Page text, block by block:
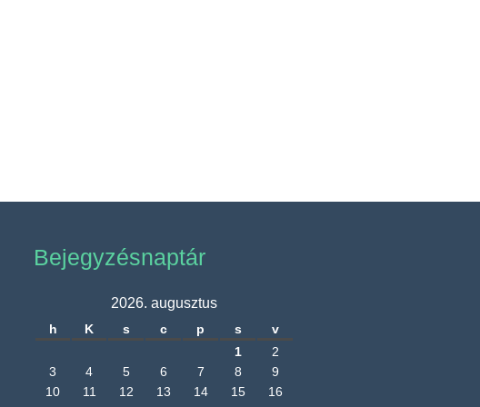
Bejegyzésnaptár
2026. augusztus
h K s c p s
v
1
2
3
4 5 6 7 8
9
10
11 12 13 14 15
16